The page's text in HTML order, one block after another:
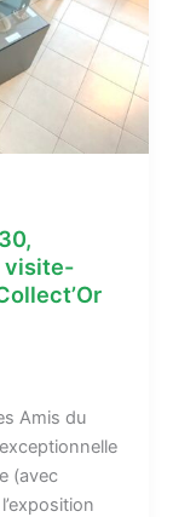
visite-
Amis du
(avec